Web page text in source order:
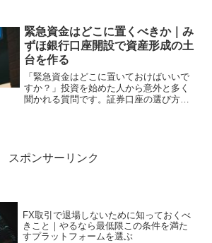
いう文脈でこの仕組みが語られることは
珍しくありません。しか...
緊急資金はどこに置くべきか｜み
ずほ銀行口座開設で資産形成の土
台を作る
「緊急資金はどこに置いておけばいいで
すか？」投資を始めた人から意外と多く
聞かれる質問です。証券口座の選び方・
スポンサーリンク
FX取引で退場しないために知っておくべ
きこと｜やるなら最低限この条件を満た
すプラットフォームを選ぶ